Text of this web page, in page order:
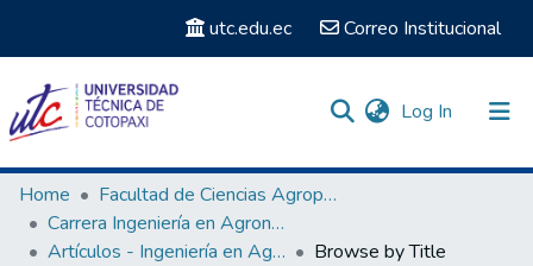
utc.edu.ec Correo Institucional
Log In (current)
Communities & Collections
Search
Home
Facultad de Ciencias Agropecuarias y Recursos Naturales
Carrera Ingeniería en Agronomía
Artículos - Ingeniería en Agronomía
Browse by Title